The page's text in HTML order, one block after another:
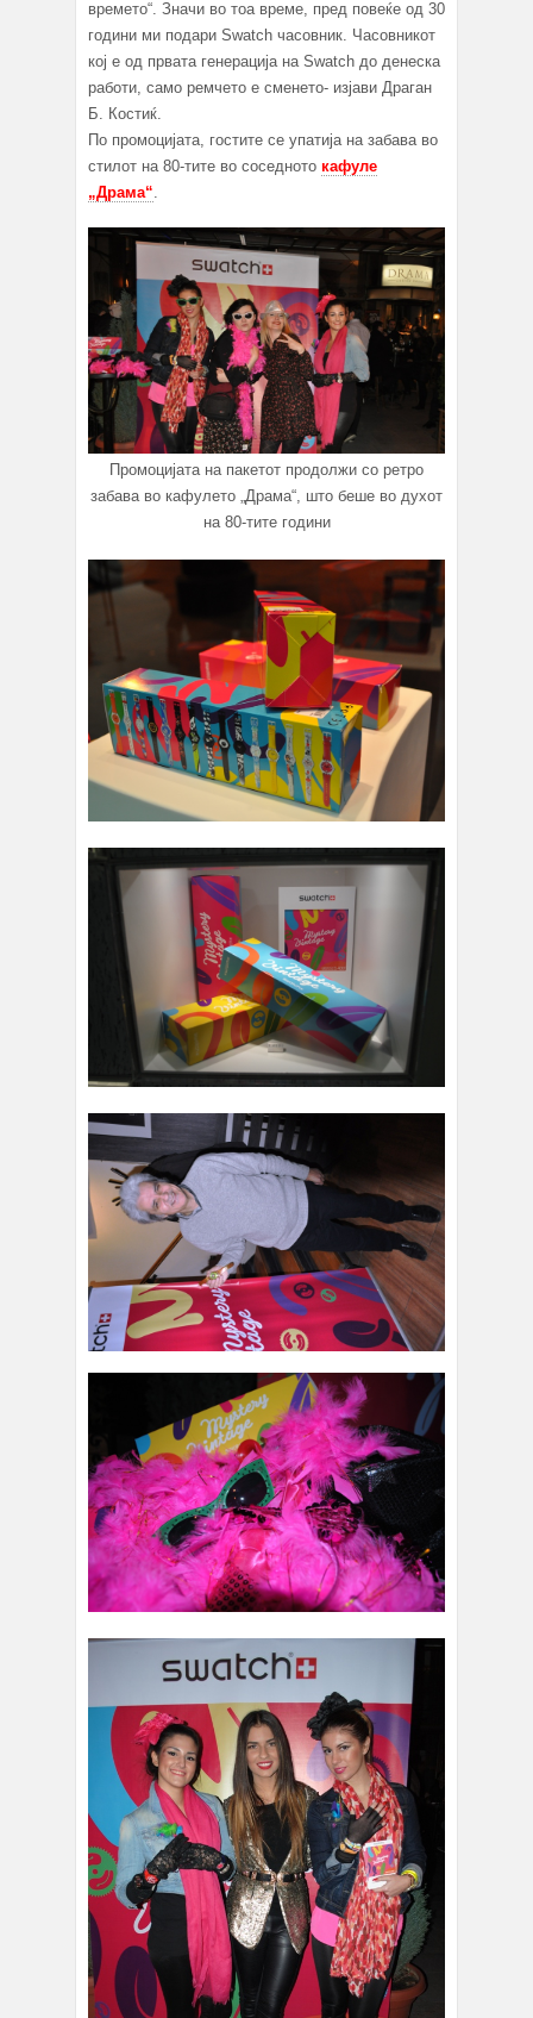
времето“. Значи во тоа време, пред повеќе од 30
години ми подари Swatch часовник. Часовникот
кој е од првата генерација на Swatch до денеска
работи, само ремчето е сменето- изјави Драган
Б. Костиќ.
По промоцијата, гостите се упатија на забава во
стилот на 80-тите во соседното кафуле
„Драма“
Промоцијата на пакетот продолжи со ретро
забава во кафулето „Драма“, што беше во духот
на 80-тите години